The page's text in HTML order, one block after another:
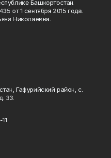
Башкортостан.
от 1 сентября 2015 года.
Николаевна.
Гафурийский район, с.
33.